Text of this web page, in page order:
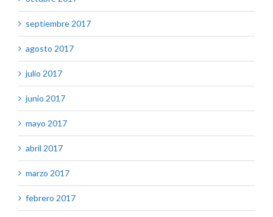
septiembre 2017
agosto 2017
julio 2017
junio 2017
mayo 2017
abril 2017
marzo 2017
febrero 2017